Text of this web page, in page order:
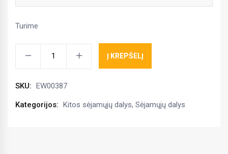
Turime
kiekis
Į KREPŠELĮ
SKU: EW00387
Kategorijos: Kitos sėjamųjų dalys, Sėjamųjų dalys